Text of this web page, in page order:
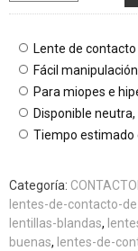
Lente de contacto
Fácil manipulación.
Para miopes e
Disponible
Tiempo estimado
Categoría:
lentes-de-contacto-
lentillas-blandas
buenas
lentes-de-